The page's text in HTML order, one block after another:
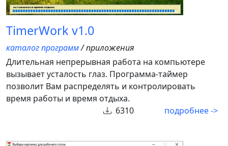
TimerWork v1.0
каталог программ/ приложения
Длительная непрерывная работа на компьютере
вызывает усталость глаз. Программа-таймер
позволит Вам распределять и контролировать
время работы и время отдыха.
6310
подробнее ->